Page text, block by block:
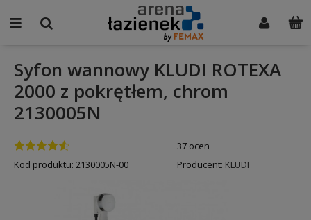
Syfon wannowy KLUDI ROTEXA
2000 z pokrętłem, chrom
2130005N
37 ocen
Kod produktu: 2130005N-00 Producent: KLUDI